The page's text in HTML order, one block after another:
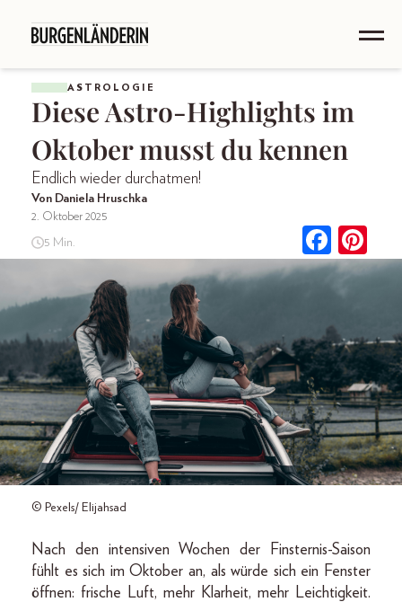
ASTROLOGIE
Diese Astro-Highlights im
Oktober musst du kennen
Endlich wieder durchatmen!
Von Daniela Hruschka
2. Oktober 2025
5 Min.
© Pexels/ Elijahsad
Nach den intensiven Wochen der Finsternis-Saison
fühlt es sich im Oktober an, als würde sich ein Fenster
öffnen: frische Luft, mehr Klarheit, mehr Leichtigkeit.